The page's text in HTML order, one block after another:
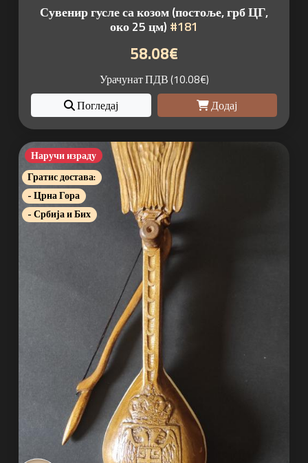
Сувенир гусле са козом (постоље, грб ЦГ,
око 25 цм) #181
58.08€
Урачунат ПДВ (10.08€)
Погледај
Додај
Наручи израду
Гратис достава:
- Црна Гора
- Србија и Бих